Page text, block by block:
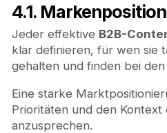
4.1.
Jeder effektive B2B-
klar definieren, für wen sie
gehalten und finden bei
Eine starke
Prioritäten und den
anzusprechen.